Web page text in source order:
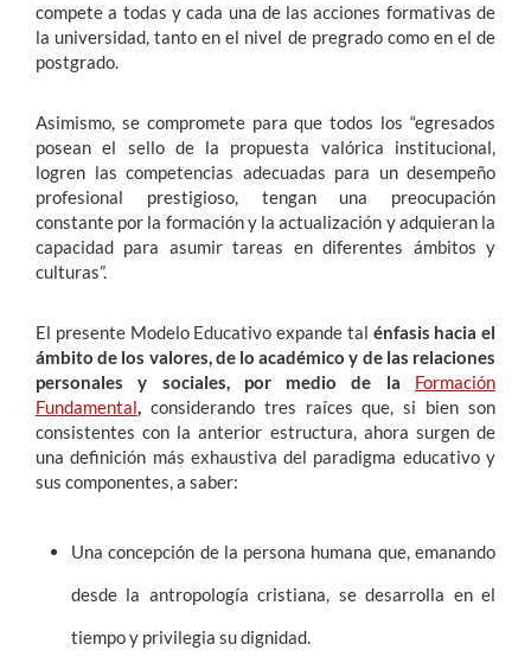
compete a todas y cada una de las acciones formativas de
la universidad, tanto en el nivel de pregrado como en el de
postgrado.
Asimismo, se compromete para que todos los “egresados
posean el sello de la propuesta valórica institucional,
logren las competencias adecuadas para un desempeño
profesional prestigioso, tengan una preocupación
constante por la formación y la actualización y adquieran la
capacidad para asumir tareas en diferentes ámbitos y
culturas”.
El presente Modelo Educativo expande tal énfasis hacia el
ámbito de los valores, de lo académico y de las relaciones
personales y sociales, por medio de la
Formación
Fundamental, considerando tres raíces que, si bien son
consistentes con la anterior estructura, ahora surgen de
una definición más exhaustiva del paradigma educativo y
sus componentes, a saber:
Una concepción de la persona humana que, emanando
desde la antropología cristiana, se desarrolla en el
tiempo y privilegia su dignidad.